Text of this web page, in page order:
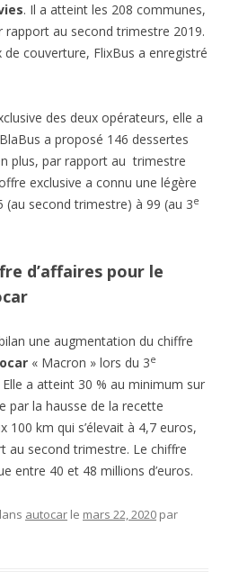
. Il a atteint les 208 communes,
rapport au second trimestre 2019.
couverture, FlixBus a enregistré
des deux opérateurs, elle a
a proposé 146 dessertes
plus, par rapport au trimestre
exclusive a connu une légère
(au second trimestre) à 99 (au 3e
d’affaires pour le
une augmentation du chiffre
« Macron » lors du 3e
a atteint 30 % au minimum sur
par la hausse de la recette
100 km qui s’élevait à 4,7 euros,
au second trimestre. Le chiffre
entre 40 et 48 millions d’euros.
autocar le mars 22, 2020 par